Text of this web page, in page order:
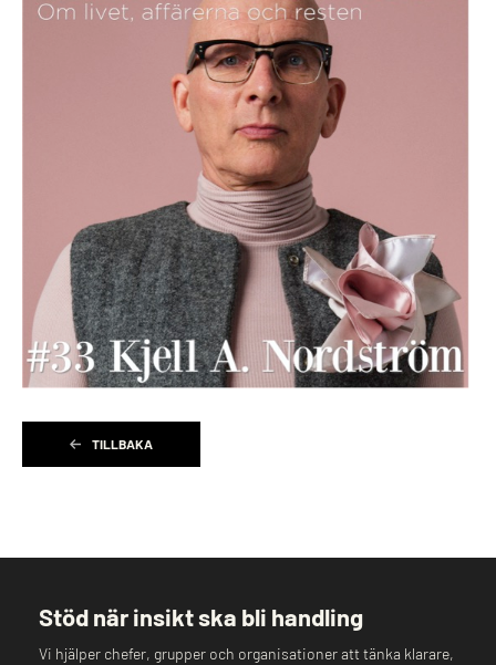
TILLBAKA
Stöd när insikt ska bli handling
Vi hjälper chefer, grupper och organisationer att tänka klarare,